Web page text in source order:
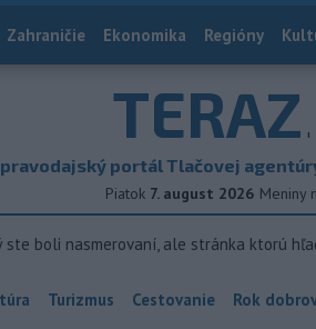
Zahraničie Ekonomika Regióny
TERAZ
portál Tlačovej
Piatok 7. august 2026 Meniny
ste boli nasmerovaní, ale stránka ktorú
Turizmus Cestovanie Rok